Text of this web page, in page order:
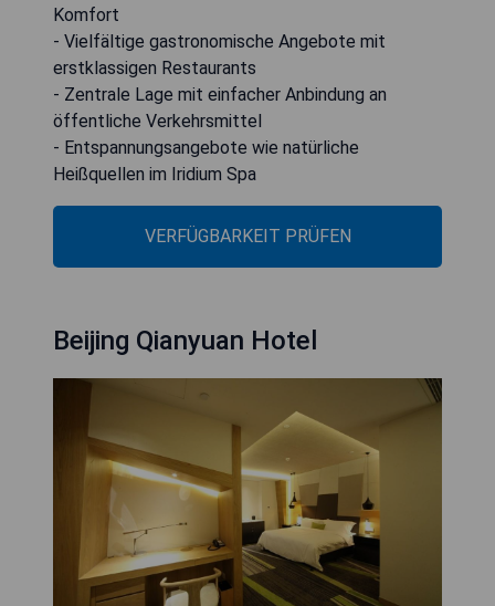
Komfort
- Vielfältige gastronomische Angebote mit
erstklassigen Restaurants
- Zentrale Lage mit einfacher Anbindung an
öffentliche Verkehrsmittel
- Entspannungsangebote wie natürliche
Heißquellen im Iridium Spa
VERFÜGBARKEIT PRÜFEN
Beijing Qianyuan Hotel